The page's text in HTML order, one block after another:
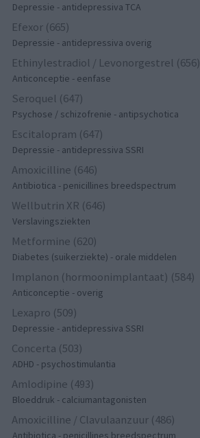
Depressie - antidepressiva TCA
Efexor (665)
Depressie - antidepressiva overig
Ethinylestradiol / Levonorgestrel (656)
Anticonceptie - eenfase
Seroquel (647)
Psychose / schizofrenie - antipsychotica
Escitalopram (647)
Depressie - antidepressiva SSRI
Amoxicilline (646)
Antibiotica - penicillines breedspectrum
Wellbutrin XR (646)
Verslavingsziekten
Metformine (620)
Diabetes (suikerziekte) - orale middelen
Implanon (hormoonimplantaat) (584)
Anticonceptie - overig
Lexapro (509)
Depressie - antidepressiva SSRI
Concerta (503)
ADHD - psychostimulantia
Amlodipine (493)
Bloeddruk - calciumantagonisten
Amoxicilline / Clavulaanzuur (486)
Antibiotica - penicillines breedspectrum